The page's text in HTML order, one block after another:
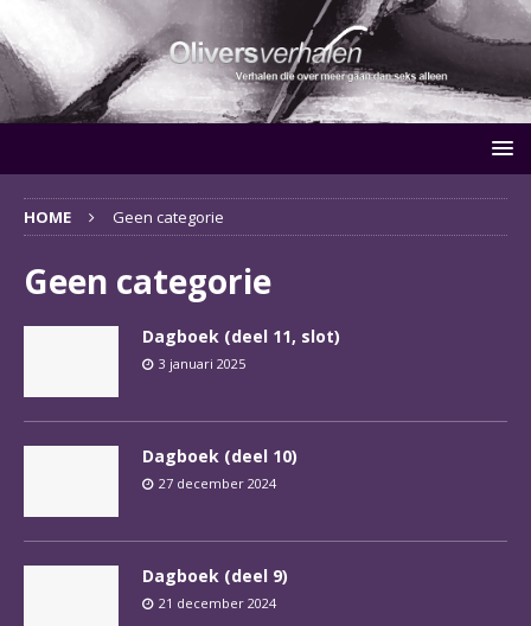
HOME Geen categorie
Geen categorie
Dagboek (deel 11, slot)
3 januari 2025
Dagboek (deel 10)
27 december 2024
Dagboek (deel 9)
21 december 2024